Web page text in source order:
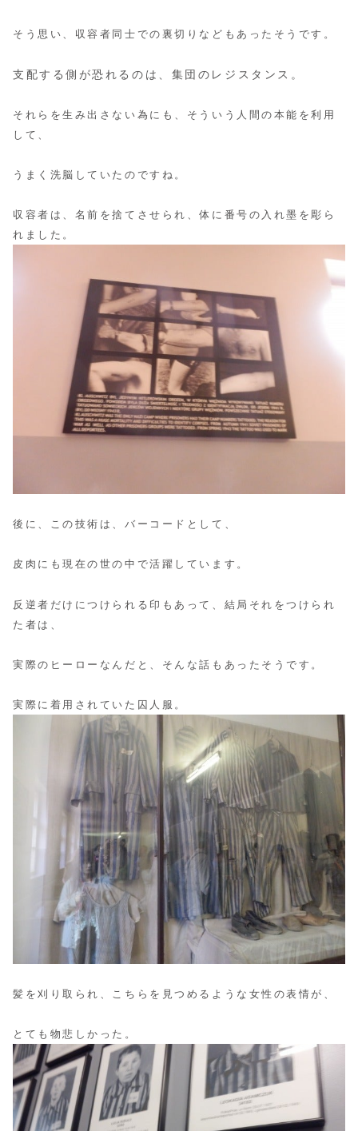
そう思い、収容者同士での裏切りなどもあったそうです。
支配する側が恐れるのは、集団のレジスタンス。
それらを生み出さない為にも、そういう人間の本能を利用
して、
うまく洗脳していたのですね。
収容者は、名前を捨てさせられ、体に番号の入れ墨を彫ら
れました。
後に、この技術は、バーコードとして、
皮肉にも現在の世の中で活躍しています。
反逆者だけにつけられる印もあって、結局それをつけられ
た者は、
実際のヒーローなんだと、そんな話もあったそうです。
実際に着用されていた囚人服。
髪を刈り取られ、こちらを見つめるような女性の表情が、
とても物悲しかった。